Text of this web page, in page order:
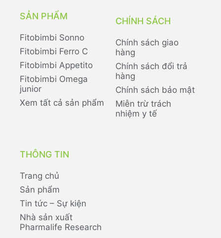
SẢN PHẨM
Fitobimbi Sonno
Fitobimbi Ferro C
Fitobimbi Appetito
Fitobimbi Omega
junior
Xem tất cả sản phẩm
CHÍNH SÁCH
Chính sách giao
hàng
Chính sách đổi trả
hàng
Chính sách bảo mật
Miễn trừ trách
nhiệm y tế
THÔNG TIN
Trang chủ
Sản phẩm
Tin tức – Sự kiện
Nhà sản xuất
Pharmalife Research